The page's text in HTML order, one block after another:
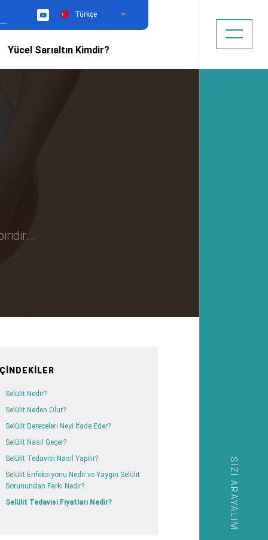
YouTubeTürkçe
Yücel Sarıaltın Kimdir?
SIZI ARAYALIM
Selülit Nedir?
Selülit Neden Olur?
Selülit Dereceleri Neyi İfade Eder?
Selülit Nasıl Geçer?
Selülit Tedavisi Nasıl Yapılır?
Selülit Enfeksiyonu Nedir ve Yaygın Selülit
Sorunundan Farkı Nedir?
Selülit Tedavisi Fiyatları Nedir?